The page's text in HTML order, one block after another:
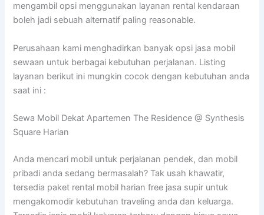
mengambil opsi menggunakan layanan rental kendaraan
boleh jadi sebuah alternatif paling reasonable.
Perusahaan kami menghadirkan banyak opsi jasa mobil
sewaan untuk berbagai kebutuhan perjalanan. Listing
layanan berikut ini mungkin cocok dengan kebutuhan anda
saat ini :
Sewa Mobil Dekat Apartemen The Residence @ Synthesis
Square Harian
Anda mencari mobil untuk perjalanan pendek, dan mobil
pribadi anda sedang bermasalah? Tak usah khawatir,
tersedia paket rental mobil harian free jasa supir untuk
mengakomodir kebutuhan traveling anda dan keluarga.